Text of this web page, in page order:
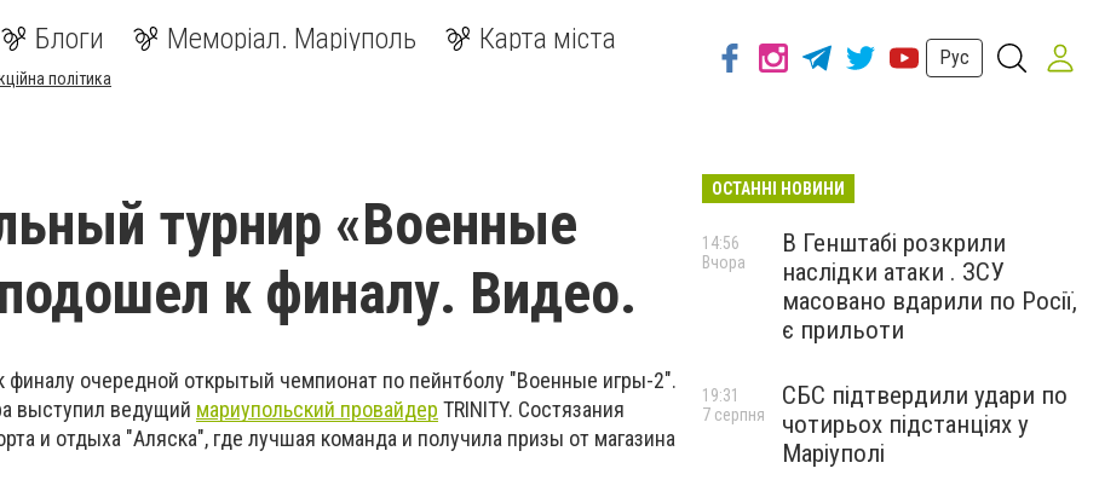
Блоги Меморіал. Маріуполь Карта міста
політика
Рус
турнир «Военные
к финалу. Видео.
очередной открытый чемпионат по пейнтболу "Военные игры-2".
выступил ведущий мариупольский провайдер TRINITY. Состязания
и отдыха "Аляска", где лучшая команда и получила призы от магазина
ОСТАННІ НОВИНИ
В Генштабі розкрили
наслідки атаки . ЗСУ
масовано вдарили по Росії,
є прильоти
14:56
Вчора
СБС підтвердили удари по
чотирьох підстанціях у
Маріуполі
19:31
7 серпня